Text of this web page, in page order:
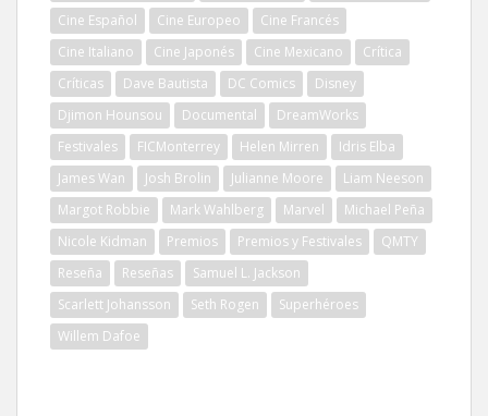
Cine Español
Cine Europeo
Cine Francés
Cine Italiano
Cine Japonés Cine Mexicano
Crítica
Críticas
Dave Bautista DC Comics
Disney
Djimon Hounsou
Documental
DreamWorks
Festivales
FICMonterrey Helen Mirren
Idris Elba
James Wan
Josh Brolin Julianne Moore
Liam Neeson
Margot Robbie
Mark Wahlberg Marvel
Michael Peña
Nicole Kidman
Premios Premios y Festivales
QMTY
Reseña
Reseñas
Samuel L. Jackson
Scarlett Johansson
Seth Rogen
Superhéroes
Willem Dafoe